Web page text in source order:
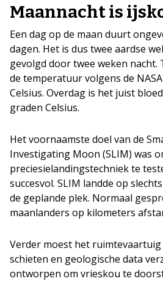
Maannacht is
Een dag op de maan duurt
dagen. Het is dus twee aardse
gevolgd door twee weken nacht.
de temperatuur volgens de
Celsius. Overdag is het juist
graden Celsius.
Het voornaamste doel van de
Investigating Moon (SLIM) was
preciesielandingstechniek te
succesvol. SLIM landde op
de geplande plek. Normaal
maanlanders op kilometers
Verder moest het
schieten en geologische data
ontworpen om vrieskou te